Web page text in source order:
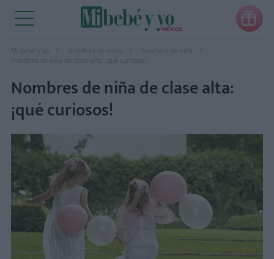

Mi bebé y yo
Nombres de niña de clase alta: ¡qué curiosos!
Nombres de niña de clase alta:
¡qué curiosos!